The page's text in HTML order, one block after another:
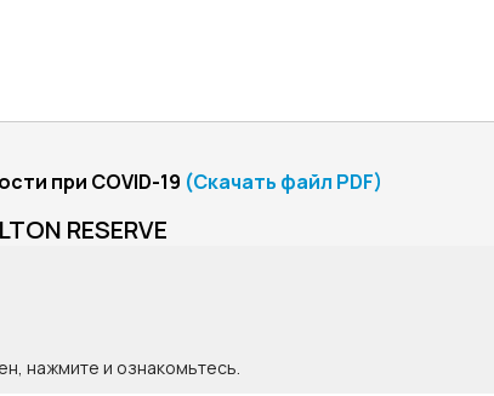
при COVID-19 (Скачать файл PDF)
RESERVE
нажмите и ознакомьтесь.